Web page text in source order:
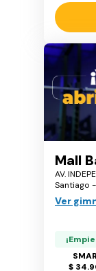
Mall
AV.
Santiago
Ver
$